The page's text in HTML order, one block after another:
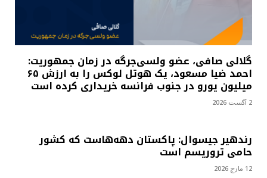
گلالی صافی، عضو ولسی‌جرگه در زمان جمهوریت:
احمد ضیا مسعود، یک هوتل لوکس را به ارزش ۶۵
میلیون یورو در جنوب فرانسه خریداری کرده است
2 آگست 2026
رندهیر جیسوال: پاکستان دهه‌هاست که کشور
حامی تروریسم است
12 مارچ 2026